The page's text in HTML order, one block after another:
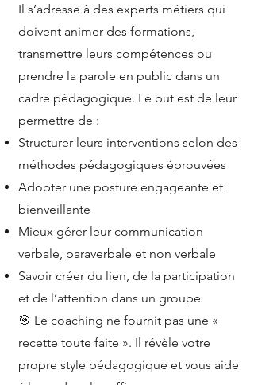
Il s’adresse à des experts métiers qui
doivent animer des formations,
transmettre leurs compétences ou
prendre la parole en public dans un
cadre pédagogique. Le but est de leur
permettre de :
Structurer leurs interventions selon des
méthodes pédagogiques éprouvées
Adopter une posture engageante et
bienveillante
Mieux gérer leur communication
verbale, paraverbale et non verbale
Savoir créer du lien, de la participation
et de l’attention dans un groupe
🎯 Le coaching ne fournit pas une «
recette toute faite ». Il révèle votre
propre style pédagogique et vous aide